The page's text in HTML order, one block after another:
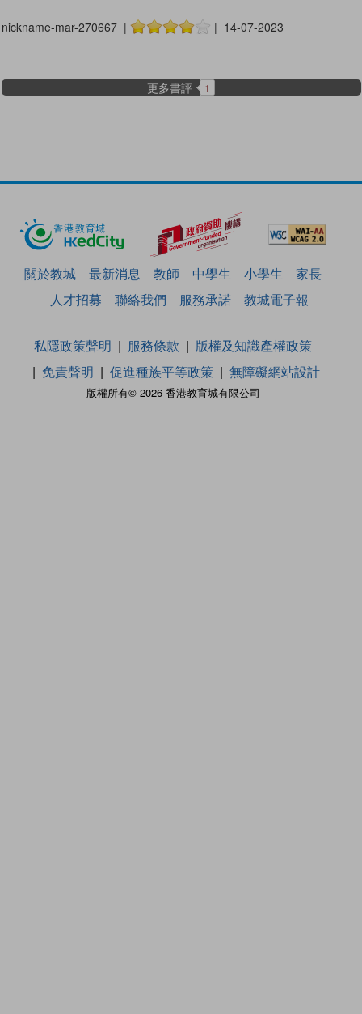
nickname-mar-270667 | | 14-07-2023
更多書評 1
關於教城 最新消息 教師 中學生 小學生
家長
人才招募
聯絡我們 服務承諾 教城電子報
版權所有© 2026 香港教育城有限公司
私隱政策聲明 服務條款
版權及知識產權政策
免責聲明
促進種族平等政策 無障礙網站設計